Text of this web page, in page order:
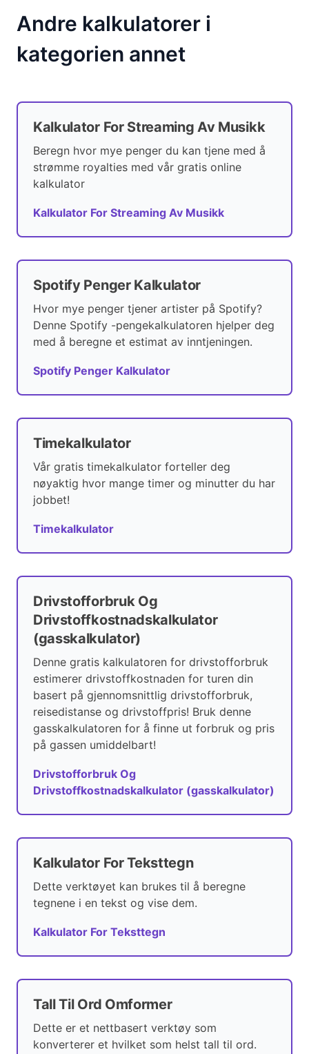
Andre kalkulatorer i
kategorien annet
Kalkulator For Streaming Av Musikk
Beregn hvor mye penger du kan tjene med å
strømme royalties med vår gratis online
kalkulator
Kalkulator For Streaming Av Musikk
Spotify Penger Kalkulator
Hvor mye penger tjener artister på Spotify?
Denne Spotify -pengekalkulatoren hjelper deg
med å beregne et estimat av inntjeningen.
Spotify Penger Kalkulator
Timekalkulator
Vår gratis timekalkulator forteller deg
nøyaktig hvor mange timer og minutter du har
jobbet!
Timekalkulator
Drivstofforbruk Og
Drivstoffkostnadskalkulator
(gasskalkulator)
Denne gratis kalkulatoren for drivstofforbruk
estimerer drivstoffkostnaden for turen din
basert på gjennomsnittlig drivstofforbruk,
reisedistanse og drivstoffpris! Bruk denne
gasskalkulatoren for å finne ut forbruk og pris
på gassen umiddelbart!
Drivstofforbruk Og
Drivstoffkostnadskalkulator (gasskalkulator)
Kalkulator For Teksttegn
Dette verktøyet kan brukes til å beregne
tegnene i en tekst og vise dem.
Kalkulator For Teksttegn
Tall Til Ord Omformer
Dette er et nettbasert verktøy som
konverterer et hvilket som helst tall til ord.